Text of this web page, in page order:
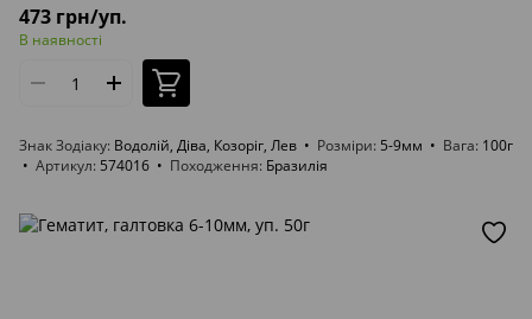
473 грн/уп.
В наявності
Знак Зодіаку Водолій, Діва, Козоріг, Лев Розміри 5-9мм Вага 100г
Артикул 574016 Походження Бразилія